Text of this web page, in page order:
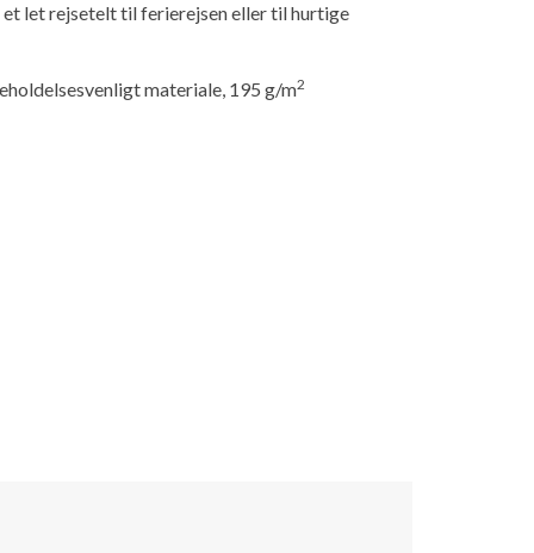
et let rejsetelt til ferierejsen eller til hurtige
materiale, 195 g/m2